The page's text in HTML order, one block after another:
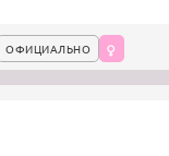
ОФИЦИАЛЬНО